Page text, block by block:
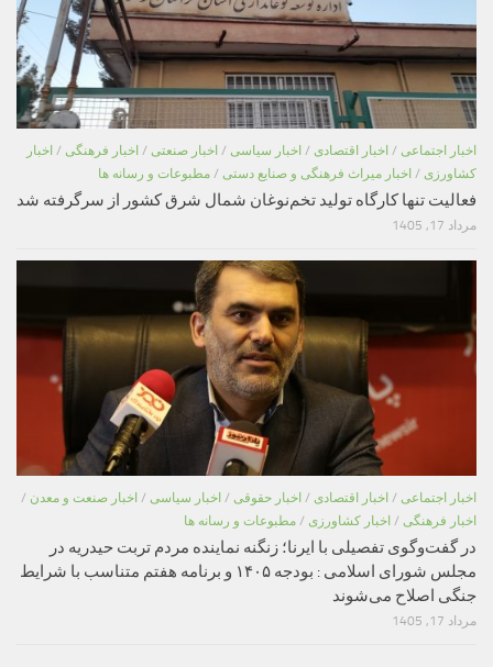
اخبار اجتماعی / اخبار اقتصادی / اخبار سیاسی / اخبار صنعتی / اخبار فرهنگی / اخبار
کشاورزی / اخبار میراث فرهنگی و صنایع دستی / مطبوعات و رسانه ها
فعالیت تنها کارگاه تولید تخم‌نوغان شمال شرق کشور از سرگرفته شد
مرداد 17, 1405
اخبار اجتماعی / اخبار اقتصادی / اخبار حقوقی / اخبار سیاسی / اخبار صنعت و معدن /
اخبار فرهنگی / اخبار کشاورزی / مطبوعات و رسانه ها
در گفت‌وگوی تفصیلی با ایرنا؛ زنگنه نماینده مردم تربت حیدریه در
مجلس شورای اسلامی : بودجه ۱۴۰۵ و برنامه هفتم متناسب با شرایط
جنگی اصلاح می‌شوند
مرداد 17, 1405